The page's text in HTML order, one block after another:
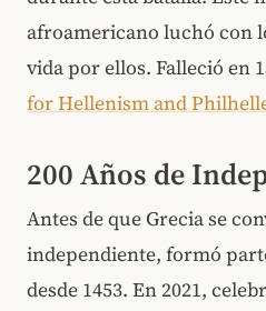
afroamericano luchó con
vida por ellos. Falleció en
for Hellenism and
200 Años de
Antes de que Grecia se
independiente, formó
desde 1453. En 2021,